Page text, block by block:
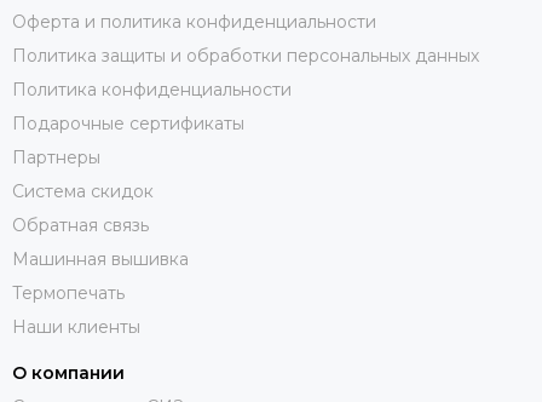
Оферта и политика конфиденциальности
Политика защиты и обработки персональных данных
Политика конфиденциальности
Подарочные сертификаты
Партнеры
Система скидок
Обратная связь
Машинная вышивка
Термопечать
Наши клиенты
О компании